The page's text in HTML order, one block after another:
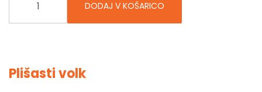
DODAJ V KOŠARICO
Plišasti volk